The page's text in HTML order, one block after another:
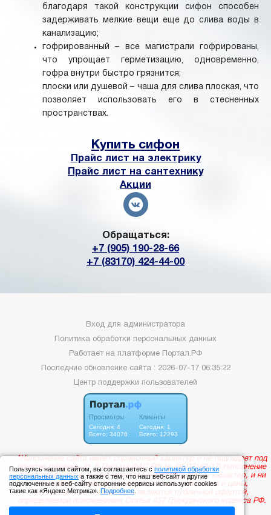
Пользуясь нашим сайтом, вы соглашаетесь с политикой обработки
персональных данных а также с тем, что наш веб-сайт и другие
подключенные к веб-сайту сторонние сервисы используют cookies
такие как «Яндекс Метрика». Подробнее
благодаря такой конструкции сифон способен
задерживать мелкие вещи еще до слива воды в
канализацию;
гофрированный – все магистрали гофрированы,
что упрощает герметизацию, одновременно,
гофра внутри быстро грязнится;
плоски или душевой – чаша для слива плоская, что
позволяет использовать его в стесненных
пространствах.
Купить сифон
Прайс лист на электрику
Прайс лист на сантехнику
Акции
Обращаться:
+7 (905) 190-28-66
+7 (83170) 424-44-00
Вход для администратора
Политика обработки персональных данных
Работает на платформе
Портал.РФ
Последние обновление сайта : 2026-07-17 06:35:22
Центр поддержки пользователей